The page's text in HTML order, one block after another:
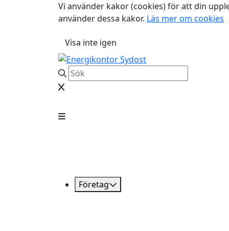
Vi använder kakor (cookies) för att din
använder dessa kakor. Läs mer om cookies
Visa inte igen
Företag